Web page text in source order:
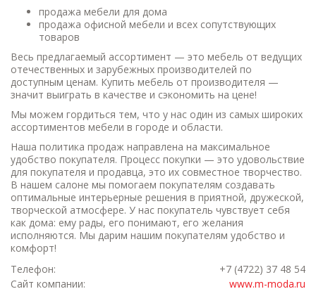
продажа мебели для дома
продажа офисной мебели и всех сопутствующих
товаров
Весь предлагаемый ассортимент — это мебель от ведущих
отечественных и зарубежных производителей по
доступным ценам. Купить мебель от производителя —
значит выиграть в качестве и сэкономить на цене!
Мы можем гордиться тем, что у нас один из самых широких
ассортиментов мебели в городе и области.
Наша политика продаж направлена на максимальное
удобство покупателя. Процесс покупки — это удовольствие
для покупателя и продавца, это их совместное творчество.
В нашем салоне мы помогаем покупателям создавать
оптимальные интерьерные решения в приятной, дружеской,
творческой атмосфере. У нас покупатель чувствует себя
как дома: ему рады, его понимают, его желания
исполняются. Мы дарим нашим покупателям удобство и
комфорт!
Телефон:
+7 (4722) 37 48 54
Сайт компании:
www.m-moda.ru